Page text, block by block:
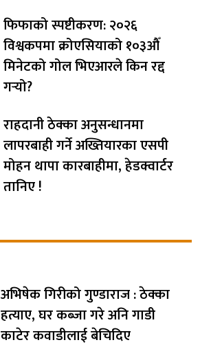
फिफाको स्पष्टीकरण: २०२६
विश्वकपमा क्रोएसियाको १०३औँ
मिनेटको गोल भिएआरले किन रद्द
गर्‍यो?
राहदानी ठेक्का अनुसन्धानमा
लापरबाही गर्ने अख्तियारका एसपी
मोहन थापा कारबाहीमा, हेडक्वार्टर
तानिए !
अभिषेक गिरीको गुण्डाराज : ठेक्का
हत्याए, घर कब्जा गरे अनि गाडी
काटेर कवाडीलाई बेचिदिए